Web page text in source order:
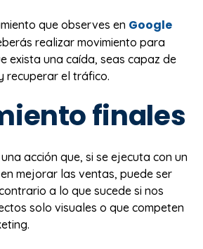
que observes en Google
realizar movimiento para
exista una caída, seas capaz de
recuperar el tráfico.
finales
acción que, si se ejecuta con un
mejorar las ventas, puede ser
a lo que sucede si nos
solo visuales o que competen